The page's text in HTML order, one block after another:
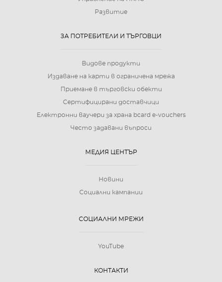
Развитие
ЗА ПОТРЕБИТЕЛИ И ТЪРГОВЦИ
Видове продукти
Издаване на карти в ограничена мрежа
Приемане в търговски обекти
Сертифицирани доставчици
Електронни ваучери за храна bcard e-vouchers
Често задавани въпроси
МЕДИЯ ЦЕНТЪР
Новини
Социални кампании
СОЦИАЛНИ МРЕЖИ
YouTube
КОНТАКТИ